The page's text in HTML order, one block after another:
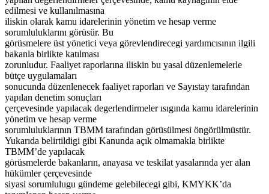
edilmesi ve kullanılmasına
iliskin olarak kamu idarelerinin yönetim ve hesap verme
sorumluluklarını görüsür. Bu
görüsmelere üst yönetici veya görevlendirecegi yardımcısının ilgili
bakanla birlikte katılması
zorunludur. Faaliyet raporlarına iliskin bu yasal düzenlemelerle
bütçe uygulamaları
sonucunda düzenlenecek faaliyet raporları ve Sayıstay tarafından
yapılan denetim sonuçları
çerçevesinde yapılacak degerlendirmeler ısıgında kamu idarelerinin
yönetim ve hesap verme
sorumluluklarının TBMM tarafından görüsülmesi öngörülmüstür.
Yukarıda belirtildigi gibi Kanunda açık olmamakla birlikte
TBMM’de yapılacak
görüsmelerde bakanların, anayasa ve teskilat yasalarında yer alan
hükümler çerçevesinde
siyasi sorumlulugu gündeme gelebilecegi gibi, KMYKK’da